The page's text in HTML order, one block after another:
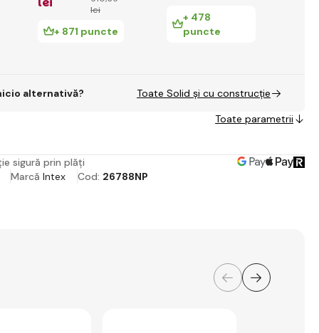
lei
+ 871 puncte
+ 478
puncte
alternativă? Toate Solid și cu construcție
Toate parametrii
sigură prin plăți
Marcă Intex Cod: 26788NP